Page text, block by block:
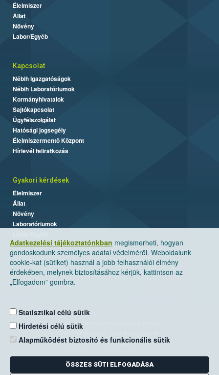
Adatkezelési tájékoztatónkban megismerheti, hogyan
gondoskodunk személyes adatai védelméről. Weboldalunk
cookie-kat (sütiket) használ a jobb felhasználói élmény
érdekében, melynek biztosításához kérjük, kattintson az
„Elfogadom” gombra.
Statisztikai célú sütik
Hirdetési célú sütik
Alapműködést biztosító és funkcionális sütik
ÖSSZES SÜTI ELFOGADÁSA
Élelmiszer
Állat
Növény
Labor/Egyéb
Kapcsolat
Nébih Igazgatóságok
Nébih Laboratóriumok
Kormányhivatalok
Sajtókapcsolat
Ügyfélszolgálat
Hatósági jogsegély
Élelmiszermentő Központ
Hírlevél feliratkozás
Gyakori kérdések
Élelmiszer
Állat
Növény
Laboratóriumok
Nemzeti Élelmiszerlánc-biztonsági Hivatal
Levelezési cím: 1525 Budapest. Pf. 30.
E-mail:ugyfelszolgalat@nebih.gov.hu